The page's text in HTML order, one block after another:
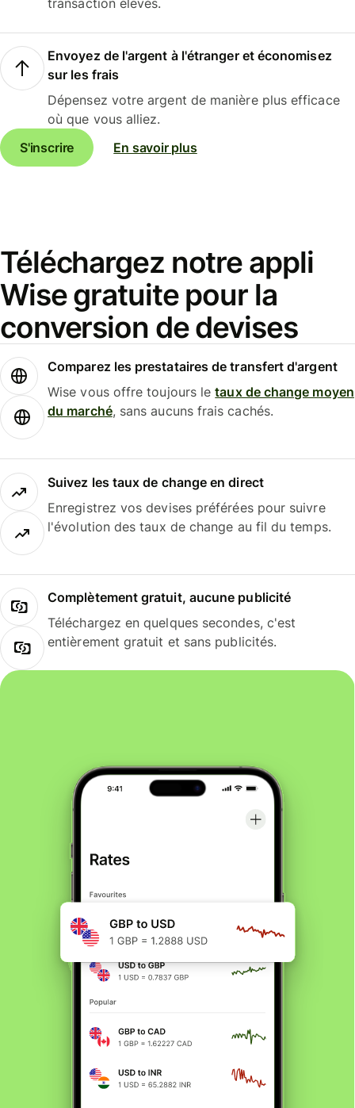
transaction élevés.
Envoyez de l'argent à l'étranger et économisez
sur les frais
Dépensez votre argent de manière plus efficace
où que vous alliez.
S'inscrire
En savoir plus
Téléchargez notre appli
Wise gratuite pour la
conversion de devises
Comparez les prestataires de transfert d'argent
Wise vous offre toujours letaux de change moyen
du marché, sans aucuns frais cachés.
Suivez les taux de change en direct
Enregistrez vos devises préférées pour suivre
l'évolution des taux de change au fil du temps.
Complètement gratuit, aucune publicité
Téléchargez en quelques secondes, c'est
entièrement gratuit et sans publicités.